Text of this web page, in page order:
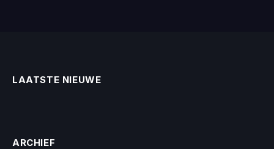
LAATSTE NIEUWE
ARCHIEF